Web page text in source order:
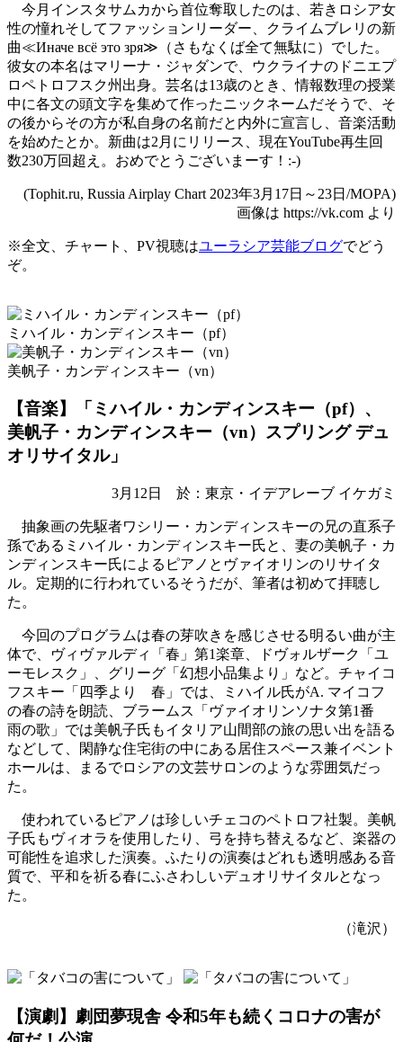
今月インスタサムカから首位奪取したのは、若きロシア女
性の憧れそしてファッションリーダー、クライムブレリの新
曲≪Иначе всё это зря≫ （さもなくば全て無駄に）でした。
彼女の本名はマリーナ・ジャダンで、ウクライナのドニエプ
ロペトロフスク州出身。芸名は13歳のとき、情報数理の授業
中に各文の頭文字を集めて作ったニックネームだそうで、そ
の後からその方が私自身の名前だと内外に宣言し、音楽活動
を始めたとか。新曲は2月にリリース、現在YouTube再生回
数230万回超え。おめでとうございまーす！:-)
(Tophit.ru, Russia Airplay Chart 2023年3月17日～23日/MOPA)
画像は https://vk.com より
※全文、チャート、PV視聴はユーラシア芸能ブログでどう
ぞ。
ミハイル・カンディンスキー（pf）
美帆子・カンディンスキー（vn）
【音楽】「ミハイル・カンディンスキー（pf）、
美帆子・カンディンスキー（vn）スプリング デュ
オリサイタル」
3月12日 於：東京・イデアレーブ イケガミ
抽象画の先駆者ワシリー・カンディンスキーの兄の直系子
孫であるミハイル・カンディンスキー氏と、妻の美帆子・カ
ンディンスキー氏によるピアノとヴァイオリンのリサイタ
ル。定期的に行われているそうだが、筆者は初めて拝聴し
た。
今回のプログラムは春の芽吹きを感じさせる明るい曲が主
体で、ヴィヴァルディ「春」第1楽章、ドヴォルザーク「ユ
ーモレスク」、グリーグ「幻想小品集より」など。チャイコ
フスキー「四季より 春」では、ミハイル氏がA. マイコフ
の春の詩を朗読、ブラームス「ヴァイオリンソナタ第1番
雨の歌」では美帆子氏もイタリア山間部の旅の思い出を語る
などして、閑静な住宅街の中にある居住スペース兼イベント
ホールは、まるでロシアの文芸サロンのような雰囲気だっ
た。
使われているピアノは珍しいチェコのペトロフ社製。美帆
子氏もヴィオラを使用したり、弓を持ち替えるなど、楽器の
可能性を追求した演奏。ふたりの演奏はどれも透明感ある音
質で、平和を祈る春にふさわしいデュオリサイタルとなっ
た。
（滝沢）
【演劇】劇団夢現舎 令和5年も続くコロナの害が